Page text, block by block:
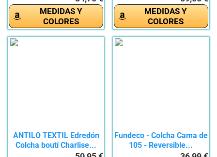
MEDIDAS Y
COLORES
MEDIDAS Y
COLORES
ANTILO TEXTIL Edredón
Colcha boutí Charlise...
Fundeco - Colcha Cama de
105 - Reversible...